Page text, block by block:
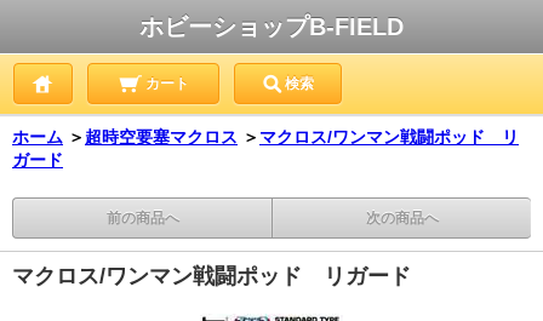
ホビーショップB-FIELD
カート 検索
ホーム ＞ 超時空要塞マクロス ＞ マクロス/ワンマン戦闘ポッド リ
ガード
前の商品へ 次の商品へ
マクロス/ワンマン戦闘ポッド リガード